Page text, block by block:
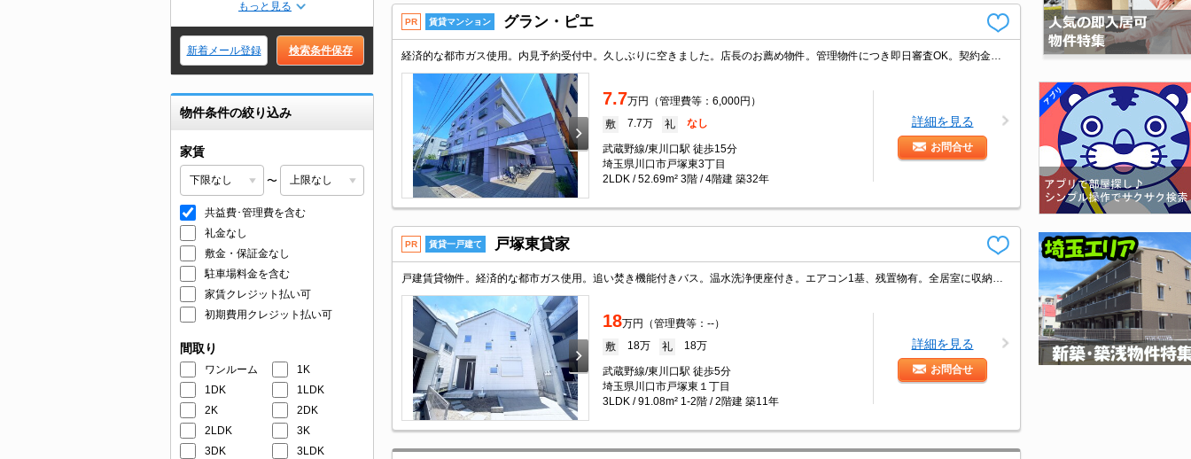
もっと見る
新着メール登録 検索条件保存
物件条件の絞り込み
家賃
〜
共益費･管理費を含む
礼金なし
敷金・保証金なし
駐車場料金を含む
家賃クレジット払い可
初期費用クレジット払い可
間取り
ワンルーム
1K
1DK
1LDK
2K
2DK
2LDK
3K
3DK
3LDK
PR 賃貸マンション グラン・ピエ
7.7万円（管理費等：6,000円）
敷 7.7万 礼 なし
武蔵野線/東川口駅 徒歩15分
埼玉県川口市戸塚東3丁目
2LDK / 52.69m² 3階 / 4階建 築32年
詳細を見る
お問合せ
PR 賃貸一戸建て 戸塚東貸家
18万円（管理費等：--）
敷 18万 礼 18万
武蔵野線/東川口駅 徒歩5分
埼玉県川口市戸塚東１丁目
3LDK / 91.08m² 1-2階 / 2階建 築11年
詳細を見る
お問合せ